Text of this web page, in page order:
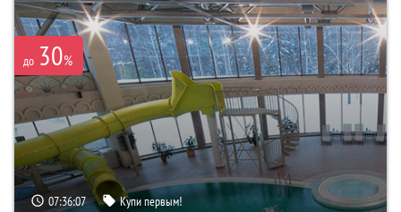
до 30%
07:36:05 Купи первым!